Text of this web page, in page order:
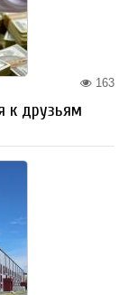
163
к друзьям